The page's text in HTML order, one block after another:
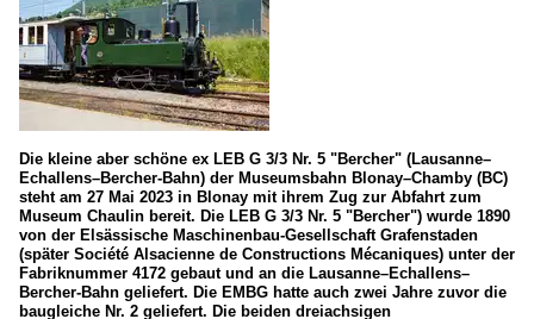
Die kleine aber schöne ex LEB G 3/3 Nr. 5 "Bercher" (Lausanne–
Echallens–Bercher-Bahn) der Museumsbahn Blonay–Chamby (BC)
steht am 27 Mai 2023 in Blonay mit ihrem Zug zur Abfahrt zum
Museum Chaulin bereit. Die LEB G 3/3 Nr. 5 "Bercher") wurde 1890
von der Elsässische Maschinenbau-Gesellschaft Grafenstaden
(später Société Alsacienne de Constructions Mécaniques) unter der
Fabriknummer 4172 gebaut und an die Lausanne–Echallens–
Bercher-Bahn geliefert. Die EMBG hatte auch zwei Jahre zuvor die
baugleiche Nr. 2 geliefert. Die beiden dreiachsigen